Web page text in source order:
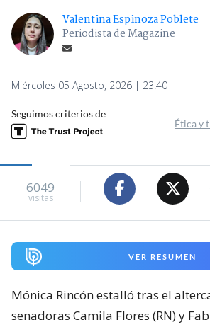
Valentina Espinoza Poblete
Periodista de Magazine
Miércoles 05 Agosto, 2026 | 23:40
Seguimos criterios de
Ética y
6049
visitas
VER RESUMEN
Mónica Rincón estalló tras el
senadoras Camila Flores (RN) y